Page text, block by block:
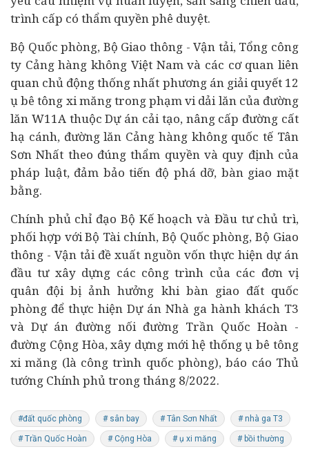
trình cấp có thẩm quyền phê duyệt.
Bộ Quốc phòng, Bộ Giao thông - Vận tải, Tổng công
ty Cảng hàng không Việt Nam và các cơ quan liên
quan chủ động thống nhất phương án giải quyết 12
ụ bê tông xi măng trong phạm vi dải lăn của đường
lăn W11A thuộc Dự án cải tạo, nâng cấp đường cất
hạ cánh, đường lăn Cảng hàng không quốc tế Tân
Sơn Nhất theo đúng thẩm quyền và quy định của
pháp luật, đảm bảo tiến độ phá dỡ, bàn giao mặt
bằng.
Chính phủ chỉ đạo Bộ Kế hoạch và Đầu tư chủ trì,
phối hợp với Bộ Tài chính, Bộ Quốc phòng, Bộ Giao
thông - Vận tải đề xuất nguồn vốn thực hiện dự án
đầu tư xây dựng các công trình của các đơn vị
quân đội bị ảnh hưởng khi bàn giao đất quốc
phòng để thực hiện Dự án Nhà ga hành khách T3
và Dự án đường nối đường Trần Quốc Hoàn -
đường Cộng Hòa, xây dựng mới hệ thống ụ bê tông
xi măng (là công trình quốc phòng), báo cáo Thủ
tướng Chính phủ trong tháng 8/2022.
#đất quốc phòng # sân bay # Tân Sơn Nhất # nhà ga T3
# Trần Quốc Hoàn # Cộng Hòa # ụ xi măng # bồi thường